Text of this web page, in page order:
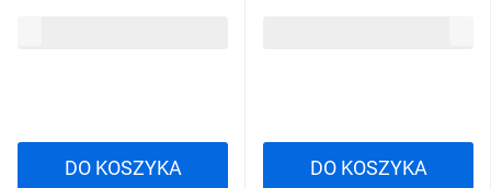
DO KOSZYKA DO KOSZYKA